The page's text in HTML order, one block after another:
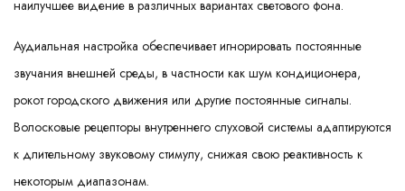
наилучшее видение в различных вариантах светового фона.
Аудиальная настройка обеспечивает игнорировать постоянные
звучания внешней среды, в частности как шум кондиционера,
рокот городского движения или другие постоянные сигналы.
Волосковые рецепторы внутреннего слуховой системы адаптируются
к длительному звуковому стимулу, снижая свою реактивность к
некоторым диапазонам.